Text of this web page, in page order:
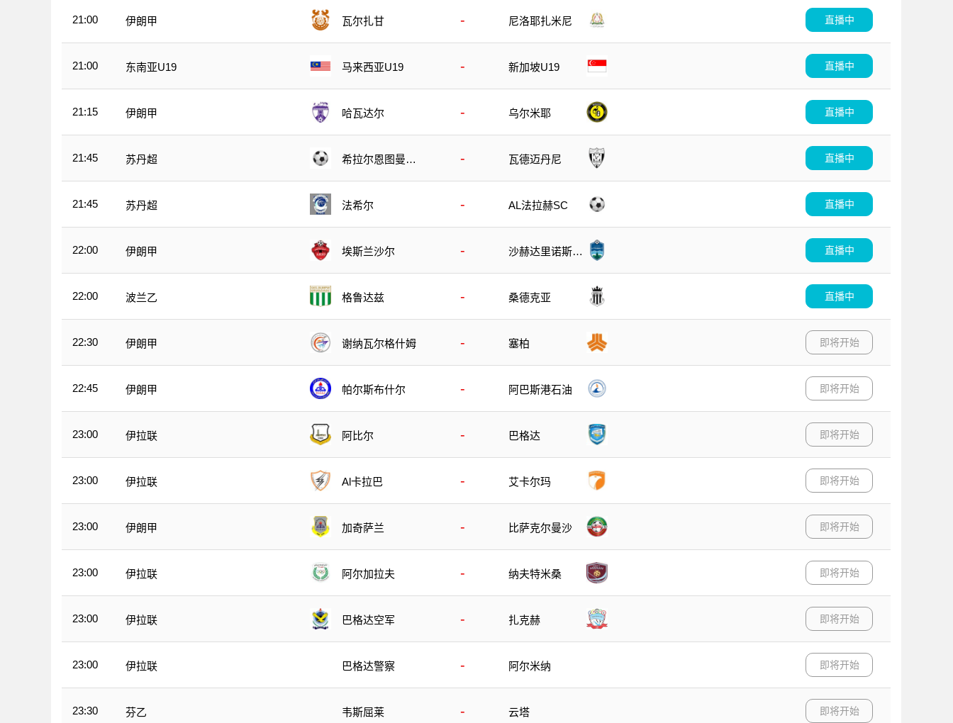
21:00 伊朗甲 瓦尔扎甘 - 尼洛耶扎米尼 直播中
21:00 东南亚U19 马来西亚U19 - 新加坡U19 直播中
21:15 伊朗甲 哈瓦达尔 - 乌尔米耶 直播中
21:45 苏丹超
希拉尔恩图曼B
- 瓦德迈丹尼 直播中
21:45 苏丹超 法希尔 - AL法拉赫SC 直播中
22:00 伊朗甲 埃斯兰沙尔 -
沙赫达里诺斯哈
直播中
22:00 波兰乙 格鲁达兹 - 桑德克亚 直播中
22:30 伊朗甲 谢纳瓦尔格什姆 - 塞柏 即将开始
22:45 伊朗甲 帕尔斯布什尔 - 阿巴斯港石油 即将开始
23:00 伊拉联 阿比尔 - 巴格达 即将开始
23:00 伊拉联 Al卡拉巴 - 艾卡尔玛 即将开始
23:00 伊朗甲 加奇萨兰 - 比萨克尔曼沙 即将开始
23:00 伊拉联 阿尔加拉夫 - 纳夫特米桑 即将开始
23:00 伊拉联 巴格达空军 - 扎克赫 即将开始
23:00 伊拉联 巴格达警察 - 阿尔米纳 即将开始
23:30 芬乙 韦斯屈莱 - 云塔 即将开始